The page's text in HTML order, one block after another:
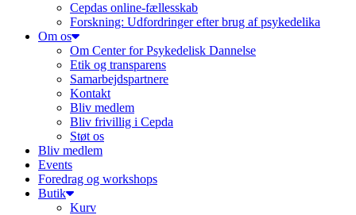
Cepdas online-fællesskab
Forskning: Udfordringer efter brug af psykedelika
Om os
Om Center for Psykedelisk Dannelse
Etik og transparens
Samarbejdspartnere
Kontakt
Bliv medlem
Bliv frivillig i Cepda
Støt os
Bliv medlem
Events
Foredrag og workshops
Butik
Kurv